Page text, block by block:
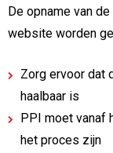
De opname van
website worden
Zorg ervoor dat
haalbaar is
PPI moet vanaf
het proces zijn